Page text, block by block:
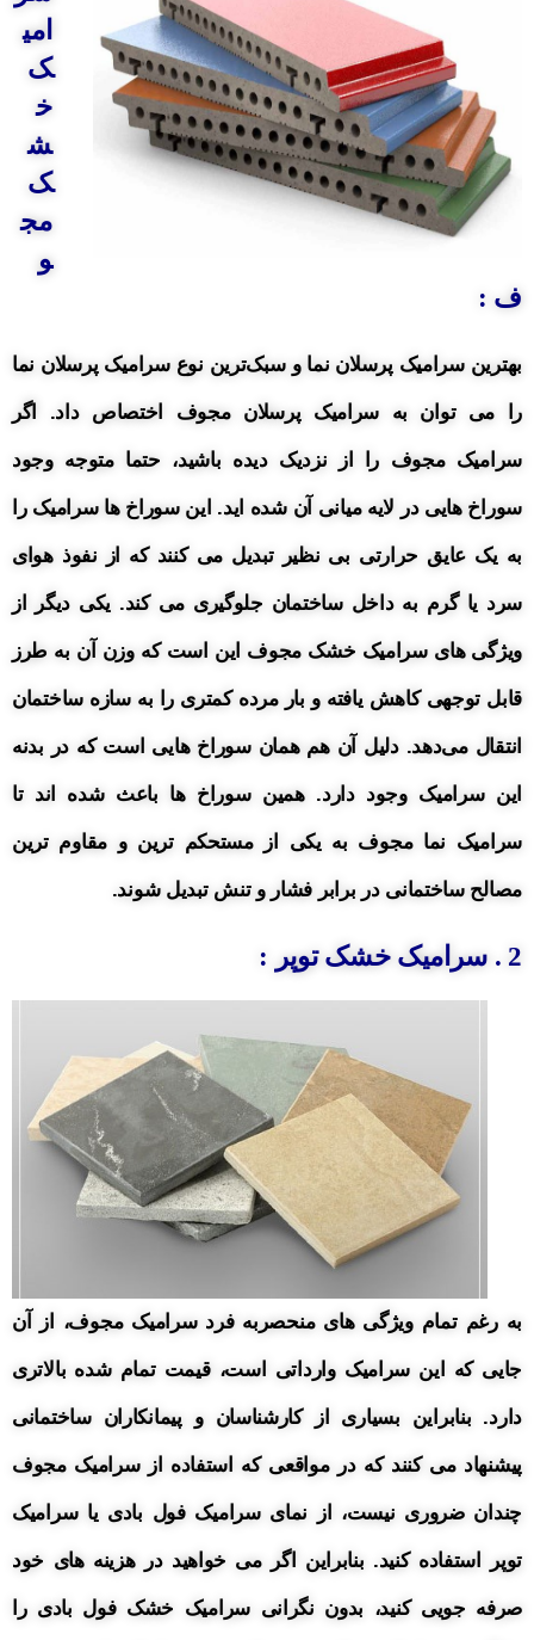
امی
ک
خ
ش
ک
مج
و
ف :
بهترین سرامیک پرسلان نما و سبک‌ترین نوع سرامیک پرسلان نما
را می توان به سرامیک پرسلان مجوف اختصاص داد. اگر
سرامیک مجوف را از نزدیک دیده باشید، حتما متوجه وجود
سوراخ هایی در لایه میانی آن شده اید. این سوراخ ها سرامیک را
به یک عایق حرارتی بی نظیر تبدیل می کنند که از نفوذ هوای
سرد یا گرم به داخل ساختمان جلوگیری می کند. یکی دیگر از
ویژگی های سرامیک خشک مجوف این است که وزن آن به طرز
قابل توجهی کاهش یافته و بار مرده کمتری را به سازه ساختمان
انتقال می‌دهد. دلیل آن هم همان سوراخ هایی است که در بدنه
این سرامیک وجود دارد. همین سوراخ ها باعث شده اند تا
سرامیک نما مجوف به یکی از مستحکم ترین و مقاوم ترین
مصالح ساختمانی در برابر فشار و تنش تبدیل شوند.
2 . سرامیک خشک توپر :
به رغم تمام ویژگی های منحصربه فرد سرامیک مجوف، از آن
جایی که این سرامیک وارداتی است، قیمت تمام شده بالاتری
دارد. بنابراین بسیاری از کارشناسان و پیمانکاران ساختمانی
پیشنهاد می کنند که در مواقعی که استفاده از سرامیک مجوف
چندان ضروری نیست، از نمای سرامیک فول بادی یا سرامیک
توپر استفاده کنید. بنابراین اگر می خواهید در هزینه های خود
صرفه جویی کنید، بدون نگرانی سرامیک خشک فول بادی را